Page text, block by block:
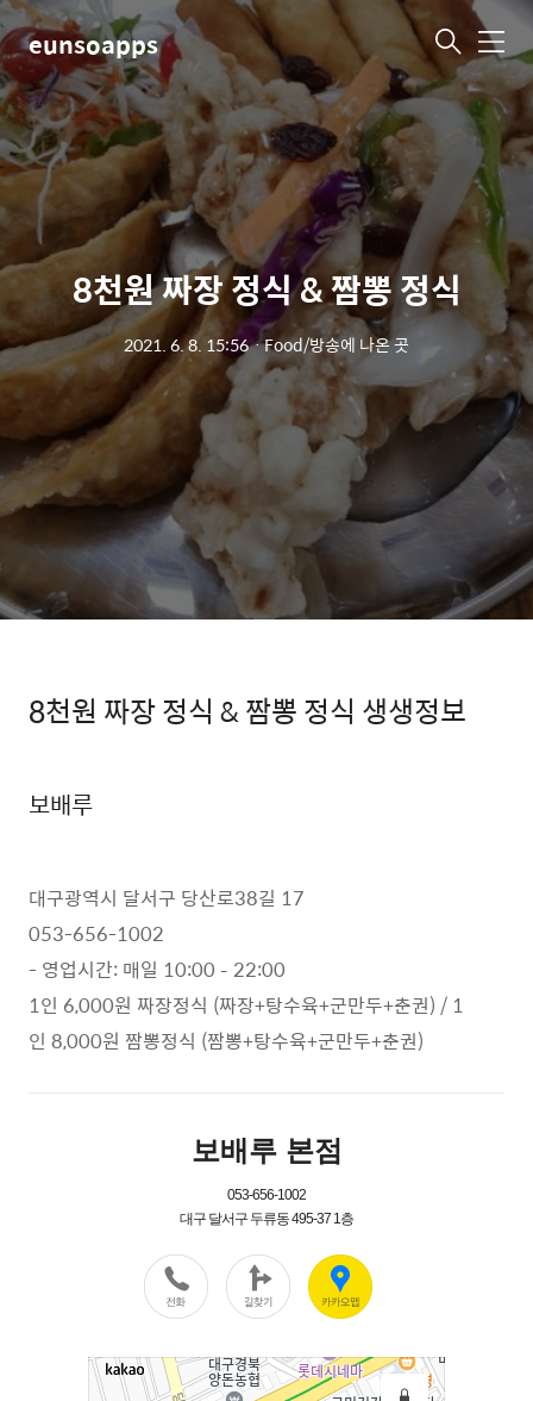
eunsoapps 메
뉴
8천원 짜장 정식 & 짬뽕 정식
2021. 6. 8. 15:56ㆍFood/방송에 나온 곳
8천원 짜장 정식 & 짬뽕 정식 생생정보
보배루
대구광역시 달서구 당산로38길 17
053-656-1002
- 영업시간: 매일 10:00 – 22:00
1인 6,000원 짜장정식 (짜장+탕수육+군만두+춘권) / 1
인 8,000원 짬뽕정식 (짬뽕+탕수육+군만두+춘권)